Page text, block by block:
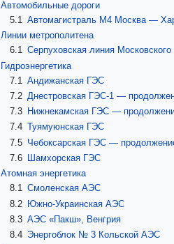
Автомобильные дороги
5.1
Автомагистраль М4 Москва —
Линии метрополитена
6.1 Серпуховская линия
Гидроэнергетика
7.1 Андижанская ГЭС
7.2 Днестровская ГЭС-1 —
7.3
Нижнекамская ГЭС —
7.4 Туямуюнская ГЭС
7.5 Чебоксарская ГЭС —
7.6
Шамхорская ГЭС
Атомная энергетика
8.1 Смоленская АЭС
8.2
Южно-Украинская АЭС
8.3 АЭС «Пакш», Венгрия
8.4 Энергоблок № 3 Кольской АЭС